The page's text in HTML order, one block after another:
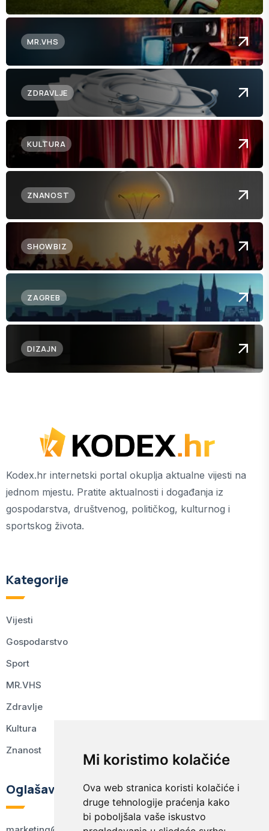
Mi koristimo kolačiće
Ova web stranica koristi kolačiće i
druge tehnologije praćenja kako
bi poboljšala vaše iskustvo
MR.VHS
ZDRAVLJE
KULTURA
ZNANOST
SHOWBIZ
ZAGREB
DIZAJN
Kodex.hr internetski portal okuplja aktualne vijesti na
jednom mjestu. Pratite aktualnosti i događanja iz
gospodarstva, društvenog, političkog, kulturnog i
sportskog života.
Kategorije
Vijesti
Gospodarstvo
Sport
MR.VHS
Zdravlje
Kultura
Znanost
Oglašavanje